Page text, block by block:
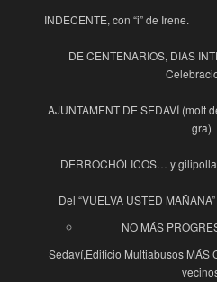
INDECENTE, con “i” de Irene.
DE CENTENARIOS, DIAS
AJUNTAMENT DE SEDAVÍ (molt
gra)
DERROCHÓLICOS… y
Del “VUELVA USTED
NO MÁS
Sedaví,Edificio Multiabusos MÁS